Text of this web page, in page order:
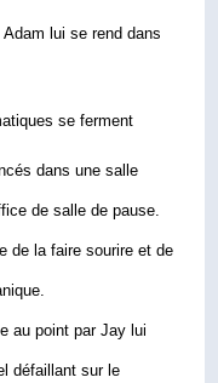
lui se rend dans
se ferment
dans une salle
de salle de pause.
de la faire sourire et de
au point par Jay lui
défaillant sur le